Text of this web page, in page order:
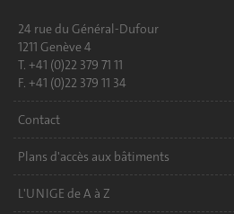
24 rue du Général-Dufour
1211 Genève 4
T. +41 (0)22 379 71 11
F. +41 (0)22 379 11 34
Contact
Plans d'accès aux bâtiments
L'UNIGE de A à Z